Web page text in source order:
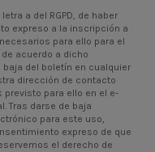
a del RGPD, de haber
expreso a la inscripción a
para ello para el
acuerdo a dicho
del boletín en cualquier
dirección de contacto
para ello en el e-
Tras darse de baja
para este uso,
expreso de que
el derecho de